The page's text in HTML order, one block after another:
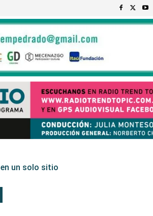
un solo sitio